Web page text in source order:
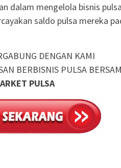
dalam mengelola bisnis
saldo pulsa mereka
DENGAN KAMI
BERBISNIS PULSA
PULSA